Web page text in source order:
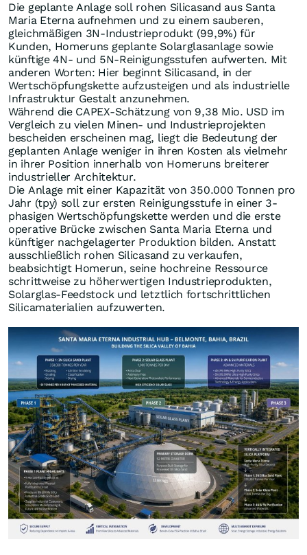
Die geplante Anlage soll rohen Silicasand aus Santa
Maria Eterna aufnehmen und zu einem sauberen,
gleichmäßigen 3N-Industrieprodukt (99,9%) für
Kunden, Homeruns geplante Solarglasanlage sowie
künftige 4N- und 5N-Reinigungsstufen aufwerten. Mit
anderen Worten: Hier beginnt Silicasand, in der
Wertschöpfungskette aufzusteigen und als industrielle
Infrastruktur Gestalt anzunehmen.
Während die CAPEX-Schätzung von 9,38 Mio. USD im
Vergleich zu vielen Minen- und Industrieprojekten
bescheiden erscheinen mag, liegt die Bedeutung der
geplanten Anlage weniger in ihren Kosten als vielmehr
in ihrer Position innerhalb von Homeruns breiterer
industrieller Architektur.
Die Anlage mit einer Kapazität von 350.000 Tonnen pro
Jahr (tpy) soll zur ersten Reinigungsstufe in einer 3-
phasigen Wertschöpfungskette werden und die erste
operative Brücke zwischen Santa Maria Eterna und
künftiger nachgelagerter Produktion bilden. Anstatt
ausschließlich rohen Silicasand zu verkaufen,
beabsichtigt Homerun, seine hochreine Ressource
schrittweise zu höherwertigen Industrieprodukten,
Solarglas-Feedstock und letztlich fortschrittlichen
Silicamaterialien aufzuwerten.